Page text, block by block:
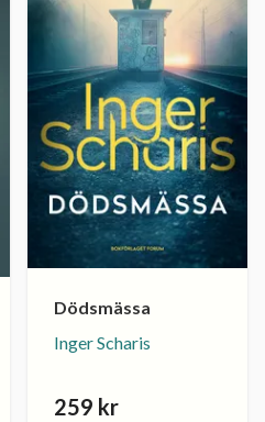
Dödsmässa
Inger Scharis
259 kr